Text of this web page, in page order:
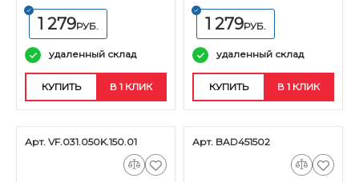
1 279РУБ.
удаленный склад
КУПИТЬ В 1 КЛИК
1 279РУБ.
удаленный склад
КУПИТЬ В 1 КЛИК
Арт. VF.031.050K.150.01 Арт. BAD451502